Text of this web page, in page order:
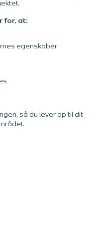
for, at:
egenskaber
så du lever op til dit